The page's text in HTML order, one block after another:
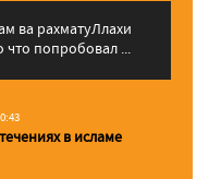
что попробовал ...
в исламе